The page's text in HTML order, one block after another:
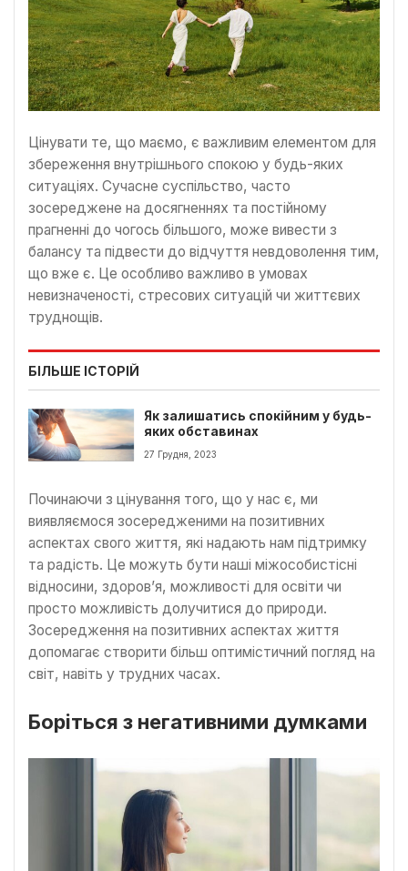
Цінувати те, що маємо, є важливим елементом для
збереження внутрішнього спокою у будь-яких
ситуаціях. Сучасне суспільство, часто
зосереджене на досягненнях та постійному
прагненні до чогось більшого, може вивести з
балансу та підвести до відчуття невдоволення тим,
що вже є. Це особливо важливо в умовах
невизначеності, стресових ситуацій чи життєвих
труднощів.
БІЛЬШЕ ІСТОРІЙ
Як залишатись спокійним у будь-
яких обставинах
27 Грудня, 2023
Починаючи з цінування того, що у нас є, ми
виявляємося зосередженими на позитивних
аспектах свого життя, які надають нам підтримку
та радість. Це можуть бути наші міжособистісні
відносини, здоров’я, можливості для освіти чи
просто можливість долучитися до природи.
Зосередження на позитивних аспектах життя
допомагає створити більш оптимістичний погляд на
світ, навіть у трудних часах.
Боріться з негативними думками